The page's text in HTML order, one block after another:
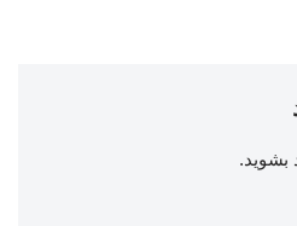
بشوید.